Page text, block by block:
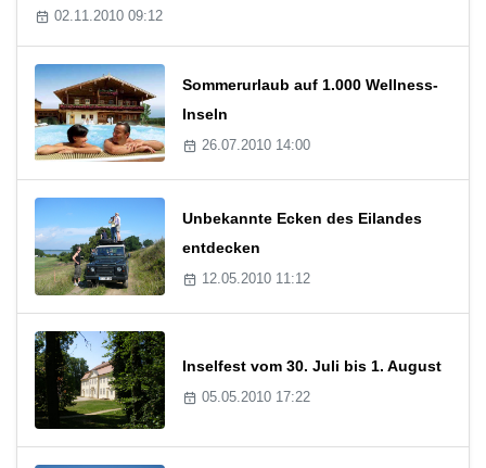
02.11.2010 09:12
Sommerurlaub auf 1.000 Wellness-
Inseln
26.07.2010 14:00
Unbekannte Ecken des Eilandes
entdecken
12.05.2010 11:12
Inselfest vom 30. Juli bis 1. August
05.05.2010 17:22